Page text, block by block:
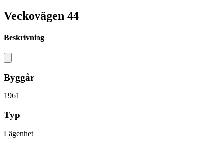
Veckovägen 44
Beskrivning
Byggår
1961
Typ
Lägenhet